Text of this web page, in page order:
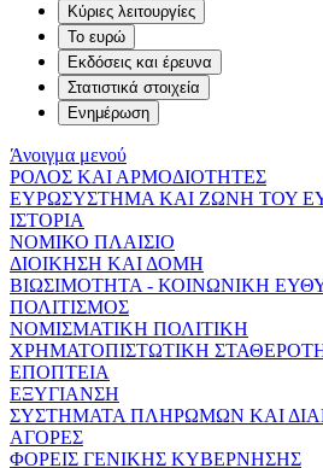
Κύριες λειτουργίες
Το ευρώ
Εκδόσεις και έρευνα
Στατιστικά στοιχεία
Ενημέρωση
Άνοιγμα μενού
ΡΟΛΟΣ ΚΑΙ ΑΡΜΟΔΙΟΤΗΤΕΣ
ΕΥΡΩΣΥΣΤΗΜΑ ΚΑΙ ΖΩΝΗ ΤΟΥ
ΙΣΤΟΡΙΑ
ΝΟΜΙΚΟ ΠΛΑΙΣΙΟ
ΔΙΟΙΚΗΣΗ ΚΑΙ ΔΟΜΗ
ΒΙΩΣΙΜΟΤΗΤΑ - ΚΟΙΝΩΝΙΚΗ
ΠΟΛΙΤΙΣΜΟΣ
ΝΟΜΙΣΜΑΤΙΚΗ ΠΟΛΙΤΙΚΗ
ΧΡΗΜΑΤΟΠΙΣΤΩΤΙΚΗ
ΕΠΟΠΤΕΙΑ
ΕΞΥΓΙΑΝΣΗ
ΣΥΣΤΗΜΑΤΑ ΠΛΗΡΩΜΩΝ ΚΑΙ
ΑΓΟΡΕΣ
ΦΟΡΕΙΣ ΓΕΝΙΚΗΣ ΚΥΒΕΡΝΗΣΗΣ